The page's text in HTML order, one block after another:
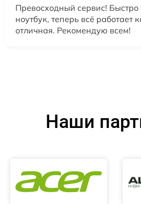
Превосходный сервис! Быстро
ноутбук, теперь всё работает
отличная. Рекомендую всем!
Наши